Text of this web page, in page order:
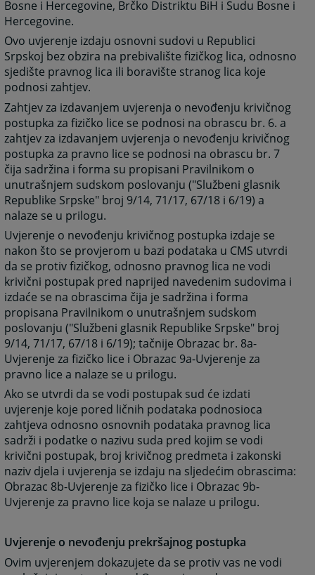
Bosne i Hercegovine, Brčko Distriktu BiH i Sudu Bosne i
Hercegovine.
Ovo uvjerenje izdaju osnovni sudovi u Republici
Srpskoj bez obzira na prebivalište fizičkog lica, odnosno
sjedište pravnog lica ili boravište stranog lica koje
podnosi zahtjev.
Zahtjev za izdavanjem uvjerenja o nevođenju krivičnog
postupka za fizičko lice se podnosi na obrascu br. 6. a
zahtjev za izdavanjem uvjerenja o nevođenju krivičnog
postupka za pravno lice se podnosi na obrascu br. 7
čija sadržina i forma su propisani Pravilnikom o
unutrašnjem sudskom poslovanju ("Službeni glasnik
Republike Srpske" broj 9/14, 71/17, 67/18 i 6/19) a
nalaze se u prilogu.
Uvjerenje o nevođenju krivičnog postupka izdaje se
nakon što se provjerom u bazi podataka u CMS utvrdi
da se protiv fizičkog, odnosno pravnog lica ne vodi
krivični postupak pred naprijed navedenim sudovima i
izdaće se na obrascima čija je sadržina i forma
propisana Pravilnikom o unutrašnjem sudskom
poslovanju ("Službeni glasnik Republike Srpske" broj
9/14, 71/17, 67/18 i 6/19); tačnije Obrazac br. 8a-
Uvjerenje za fizičko lice i Obrazac 9a-Uvjerenje za
pravno lice a nalaze se u prilogu.
Ako se utvrdi da se vodi postupak sud će izdati
uvjerenje koje pored ličnih podataka podnosioca
zahtjeva odnosno osnovnih podataka pravnog lica
sadrži i podatke o nazivu suda pred kojim se vodi
krivični postupak, broj krivičnog predmeta i zakonski
naziv djela i uvjerenja se izdaju na sljedećim obrascima:
Obrazac 8b-Uvjerenje za fizičko lice i Obrazac 9b-
Uvjerenje za pravno lice koja se nalaze u prilogu.
Uvjerenje o nevođenju prekršajnog postupka
Ovim uvjerenjem dokazujete da se protiv vas ne vodi